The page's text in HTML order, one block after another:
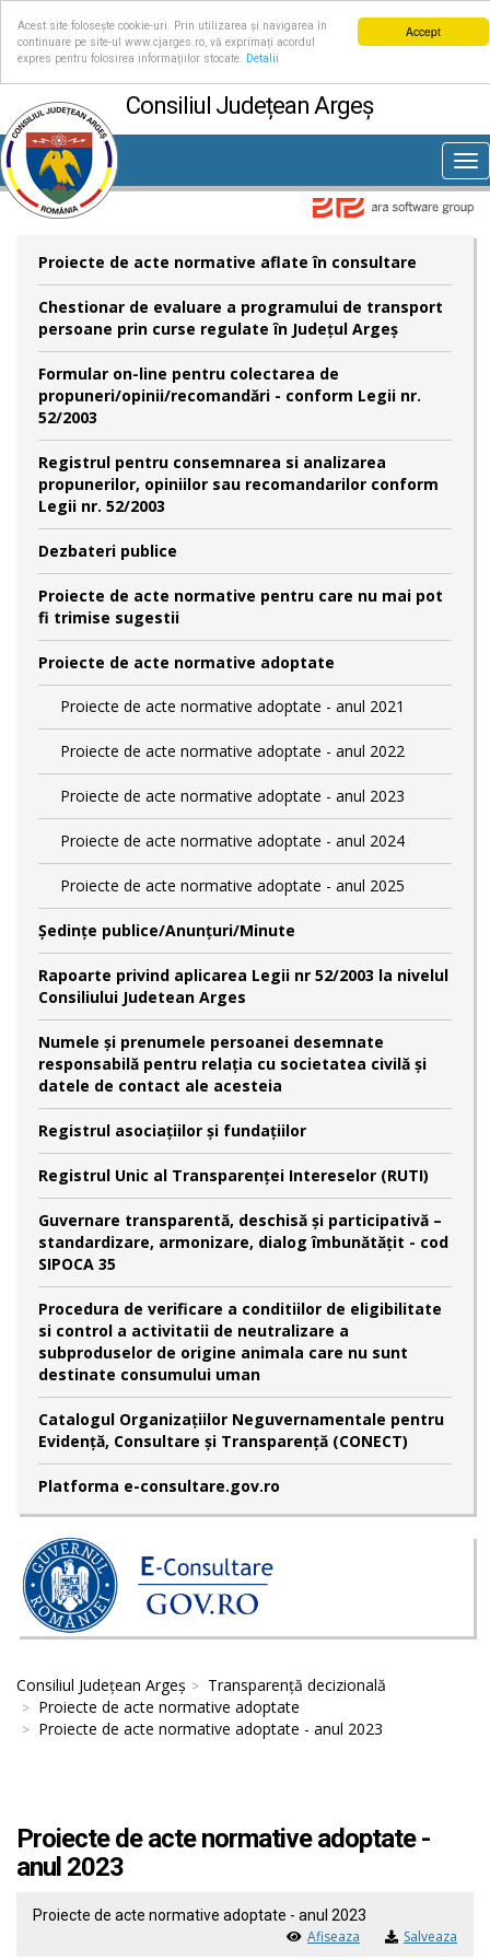
Accept
Acest site folosește cookie-uri. Prin utilizarea și navigarea în
continuare pe site-ul www.cjarges.ro, vă exprimați acordul
expres pentru folosirea informațiilor stocate.
Detalii
Consiliul Județean Argeș
Proiecte de acte normative aflate în consultare
Chestionar de evaluare a programului de transport
persoane prin curse regulate în Județul Argeș
Formular on-line pentru colectarea de
propuneri/opinii/recomandări - conform Legii nr.
52/2003
Registrul pentru consemnarea si analizarea
propunerilor, opiniilor sau recomandarilor conform
Legii nr. 52/2003
Dezbateri publice
Proiecte de acte normative pentru care nu mai pot
fi trimise sugestii
Proiecte de acte normative adoptate
Proiecte de acte normative adoptate - anul 2021
Proiecte de acte normative adoptate - anul 2022
Proiecte de acte normative adoptate - anul 2023
Proiecte de acte normative adoptate - anul 2024
Proiecte de acte normative adoptate - anul 2025
Şedinţe publice/Anunţuri/Minute
Rapoarte privind aplicarea Legii nr 52/2003 la nivelul
Consiliului Judetean Arges
Numele şi prenumele persoanei desemnate
responsabilă pentru relaţia cu societatea civilă şi
datele de contact ale acesteia
Registrul asociațiilor și fundațiilor
Registrul Unic al Transparenței Intereselor (RUTI)
Guvernare transparentă, deschisă și participativă –
standardizare, armonizare, dialog îmbunătățit - cod
SIPOCA 35
Procedura de verificare a conditiilor de eligibilitate
si control a activitatii de neutralizare a
subproduselor de origine animala care nu sunt
destinate consumului uman
Catalogul Organizațiilor Neguvernamentale pentru
Evidență, Consultare și Transparență (CONECT)
Platforma e-consultare.gov.ro
Consiliul Județean Argeș
Transparență decizională
Proiecte de acte normative adoptate
Proiecte de acte normative adoptate - anul 2023
Proiecte de acte normative adoptate -
anul 2023
Proiecte de acte normative adoptate - anul 2023
Afiseaza Salveaza